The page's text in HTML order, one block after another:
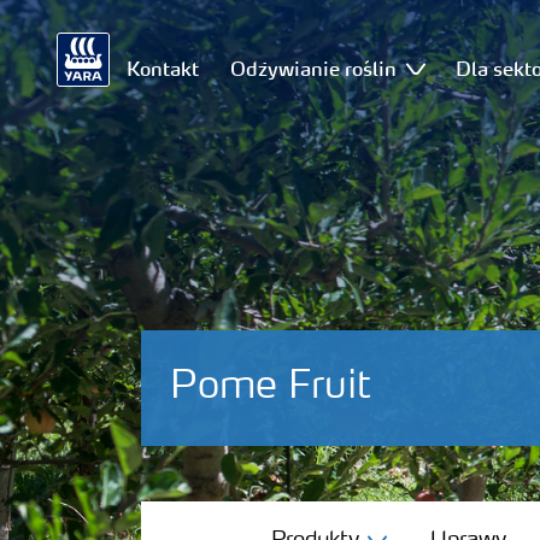
Kontakt Odżywianie roślin Dla
Pome Fruit
Produkty